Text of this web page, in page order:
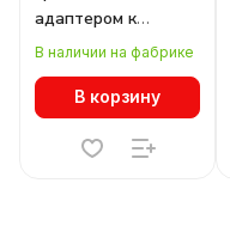
адаптером к
21381x/21481x для
Teta 595061
В наличии на фабрике
В корзину